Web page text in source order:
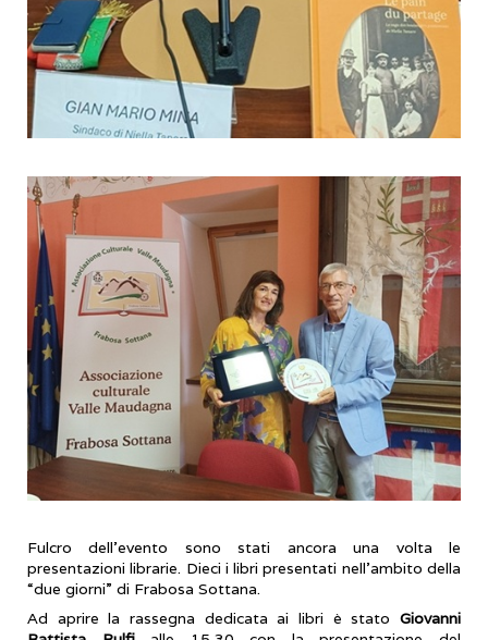
Fulcro dell’evento sono stati ancora una volta le
presentazioni librarie. Dieci i libri presentati nell’ambito della
“due giorni” di Frabosa Sottana.
Ad aprire la rassegna dedicata ai libri è stato Giovanni